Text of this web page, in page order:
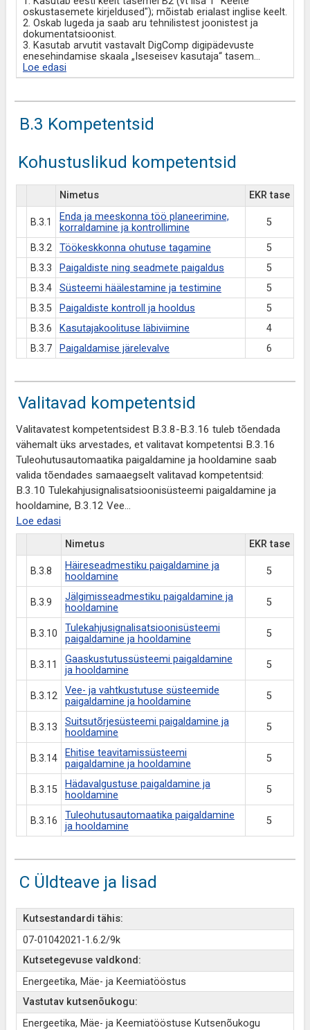
oskustasemete kirjeldused"); mõistab erialast inglise keelt.
2. Oskab lugeda ja saab aru tehnilistest joonistest ja
dokumentatsioonist.
3. Kasutab arvutit vastavalt DigComp digipädevuste
enesehindamise skaala „Iseseisev kasutaja“ tasem...
Loe edasi
B.3 Kompetentsid
Kohustuslikud kompetentsid
Nimetus EKR tase
B.3.1
Enda ja meeskonna töö planeerimine,
korraldamine ja kontrollimine
5
B.3.2 Töökeskkonna ohutuse tagamine
5
B.3.3
Paigaldiste ning seadmete paigaldus
5
B.3.4
Süsteemi häälestamine ja testimine
5
B.3.5
Paigaldiste kontroll ja hooldus
5
B.3.6
Kasutajakoolituse läbiviimine
4
B.3.7
Paigaldamise järelevalve 6
Valitavad kompetentsid
Valitavatest kompetentsidest B.3.8-B.3.16 tuleb tõendada
vähemalt üks arvestades, et valitavat kompetentsi B.3.16
Tuleohutusautomaatika paigaldamine ja hooldamine saab
valida tõendades samaaegselt valitavad kompetentsid:
B.3.10 Tulekahjusignalisatsioonisüsteemi paigaldamine ja
hooldamine, B.3.12 Vee...
Loe edasi
Nimetus EKR tase
B.3.8
Häireseadmestiku paigaldamine ja
hooldamine
5
B.3.9
Jälgimisseadmestiku paigaldamine ja
hooldamine
5
B.3.10
Tulekahjusignalisatsioonisüsteemi
paigaldamine ja hooldamine
5
B.3.11
Gaaskustutussüsteemi paigaldamine
ja hooldamine
5
B.3.12
Vee- ja vahtkustutuse süsteemide
paigaldamine ja hooldamine
5
B.3.13
Suitsutõrjesüsteemi paigaldamine ja
hooldamine
5
B.3.14
Ehitise teavitamissüsteemi
paigaldamine ja hooldamine
5
B.3.15
Hädavalgustuse paigaldamine ja
hooldamine
5
B.3.16
Tuleohutusautomaatika paigaldamine
ja hooldamine
5
C Üldteave ja lisad
Kutsestandardi tähis:
07-01042021-1.6.2/9k
Kutsetegevuse valdkond:
Energeetika, Mäe- ja Keemiatööstus
Vastutav kutsenõukogu:
Energeetika, Mäe- ja Keemiatööstuse Kutsenõukogu